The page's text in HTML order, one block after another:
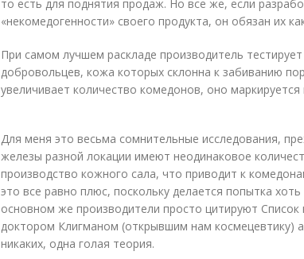
то есть для поднятия продаж. Но все же, если
«некомедогенности» своего продукта, он обязан их
При самом лучшем раскладе производитель
добровольцев, кожа которых склонна к забиванию
увеличивает количество комедонов, оно маркируется
Для меня это весьма сомнительные исследования,
железы разной локации имеют неодинаковое
производство кожного сала, что приводит к
это все равно плюс, поскольку делается попытка
основном же производители просто цитируют
доктором Клигманом (открывшим нам космецевтику)
никаких, одна голая теория.